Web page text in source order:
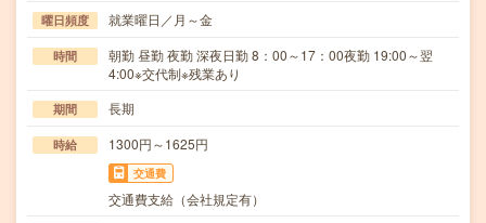
曜日頻度 就業曜日／月～金
時間
朝勤 昼勤 夜勤 深夜日勤 8：00～17：00夜勤 19:00～翌
4:00※交代制※残業あり
期間 長期
時給 1300円～1625円
交通費
交通費支給（会社規定有）